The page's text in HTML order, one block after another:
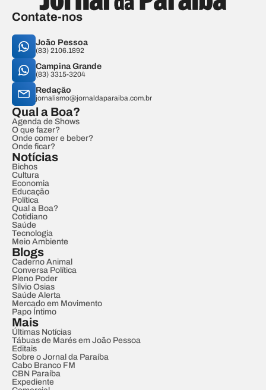
Contate-nos
João Pessoa
(83) 2106.1892
Campina Grande
(83) 3315-3204
Redação
jornalismo@jornaldaparaiba.com.br
Qual a Boa?
Agenda de Shows
O que fazer?
Onde comer e beber?
Onde ficar?
Notícias
Bichos
Cultura
Economia
Educação
Política
Qual a Boa?
Cotidiano
Saúde
Tecnologia
Meio Ambiente
Blogs
Caderno Animal
Conversa Política
Pleno Poder
Sílvio Osias
Saúde Alerta
Mercado em Movimento
Papo Íntimo
Mais
Últimas Notícias
Tábuas de Marés em João Pessoa
Editais
Sobre o Jornal da Paraíba
Cabo Branco FM
CBN Paraíba
Expediente